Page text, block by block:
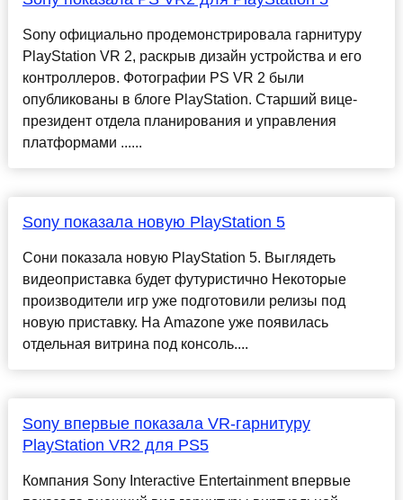
Sony официально продемонстрировала гарнитуру
PlayStation VR 2, раскрыв дизайн устройства и его
контроллеров. Фотографии PS VR 2 были
опубликованы в блоге PlayStation. Старший вице-
президент отдела планирования и управления
платформами ......
Sony показала новую PlayStation 5
Сони показала новую PlayStation 5. Выглядеть
видеоприставка будет футуристично Некоторые
производители игр уже подготовили релизы под
новую приставку. На Amazone уже появилась
отдельная витрина под консоль....
Sony впервые показала VR-гарнитуру
PlayStation VR2 для PS5
Компания Sony Interactive Entertainment впервые